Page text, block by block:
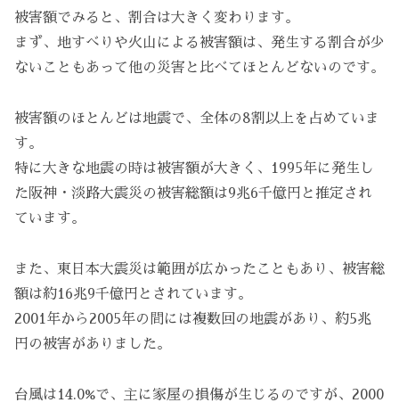
被害額でみると、割合は大きく変わります。
まず、地すべりや火山による被害額は、発生する割合が少
ないこともあって他の災害と比べてほとんどないのです。
被害額のほとんどは地震で、全体の8割以上を占めていま
す。
特に大きな地震の時は被害額が大きく、1995年に発生し
た阪神・淡路大震災の被害総額は9兆6千億円と推定され
ています。
また、東日本大震災は範囲が広かったこともあり、被害総
額は約16兆9千億円とされています。
2001年から2005年の間には複数回の地震があり、約5兆
円の被害がありました。
台風は14.0%で、主に家屋の損傷が生じるのですが、2000